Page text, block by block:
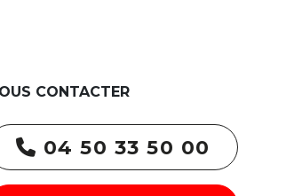
CONTACTER
04 50 33 50 00